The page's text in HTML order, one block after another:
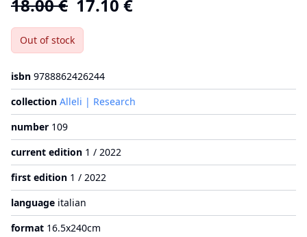
18.00€ 17.10 €
Out of stock
isbn 9788862426244
collection Alleli | Research
number 109
current edition 1 / 2022
first edition 1 / 2022
language italian
format 16.5x240cm